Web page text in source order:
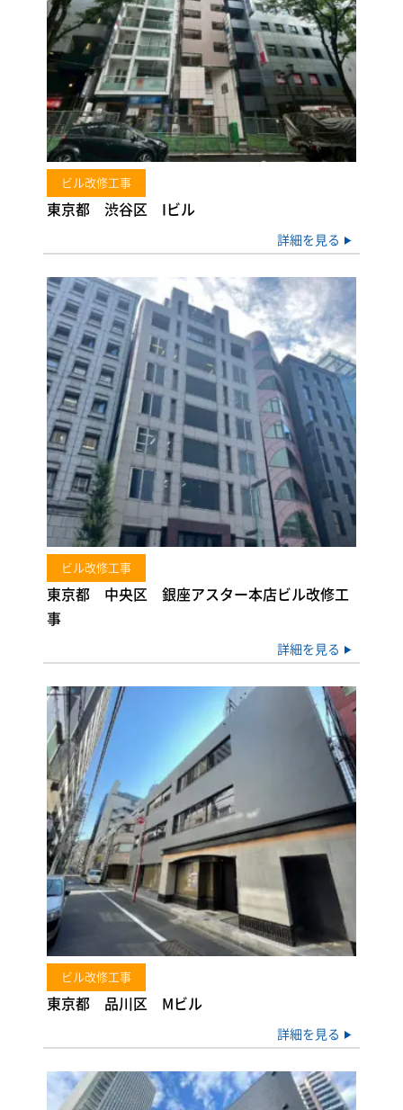
ビル改修工事
東京都 渋谷区 Iビル
詳細を見る
ビル改修工事
東京都 中央区 銀座アスター本店ビル改修工
事
詳細を見る
ビル改修工事
東京都 品川区 Mビル
詳細を見る